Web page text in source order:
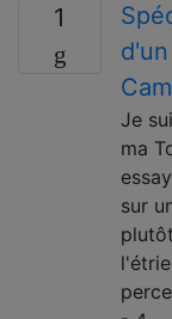
1
Je
ma
sur